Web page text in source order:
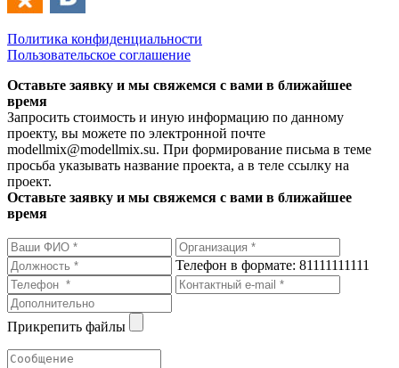
Политика конфиденциальности
Пользовательское соглашение
Оставьте заявку и мы свяжемся с вами в ближайшее
время
Запросить стоимость и иную информацию по данному
проекту, вы можете по электронной почте
modellmix@modellmix.su. При формирование письма в теме
просьба указывать название проекта, а в теле ссылку на
проект.
Оставьте заявку и мы свяжемся с вами в ближайшее
время
Телефон в формате: 81111111111
Прикрепить файлы